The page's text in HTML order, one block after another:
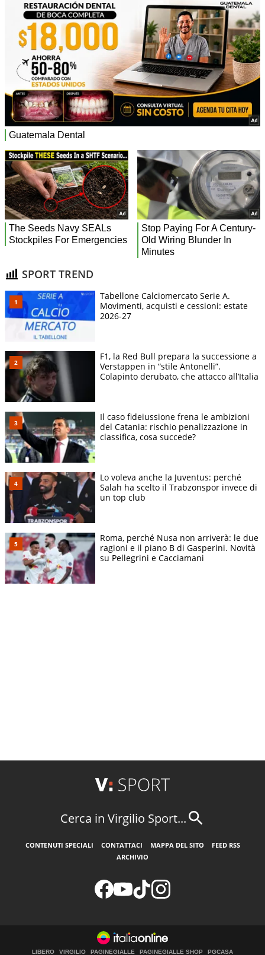
SPORT TREND
Tabellone Calciomercato Serie A.
Movimenti, acquisti e cessioni: estate
2026-27
F1, la Red Bull prepara la successione a
Verstappen in “stile Antonelli”.
Colapinto derubato, che attacco all’Italia
Il caso fideiussione frena le ambizioni
del Catania: rischio penalizzazione in
classifica, cosa succede?
Lo voleva anche la Juventus: perché
Salah ha scelto il Trabzonspor invece di
un top club
Roma, perché Nusa non arriverà: le due
ragioni e il piano B di Gasperini. Novità
su Pellegrini e Cacciamani
Cerca in Virgilio Sport...
CONTENUTI SPECIALI CONTATTACI MAPPA DEL SITO
FEED RSS
ARCHIVIO
LIBERO VIRGILIO PAGINEGIALLE PAGINEGIALLE SHOP PGCASA